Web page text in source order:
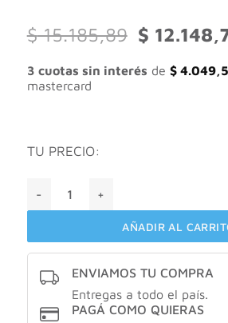
$15.185,89
El
precio
original
era:
$
3 cuotas sin interés de $
mastercard
TU PRECIO:
AÑADIR AL
ENVIAMOS TU COMPRA
Entregas a todo el país.
PAGÁ COMO QUIERAS